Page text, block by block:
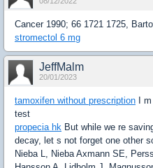
Cancer 1990; 66 1721 1725,
stromectol 6 mg
JeffMalm
20/01/2023
tamoxifen without prescription I
test
propecia hk But while we re
decay, let s not forget one other
Nieba L, Nieba Axmann SE,